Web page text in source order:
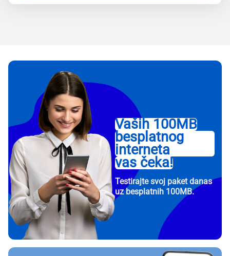
Vaših 100MB
besplatnog
interneta
vas čeka!
Testirajte svoj paket danas
uz besplatnih 100MB.